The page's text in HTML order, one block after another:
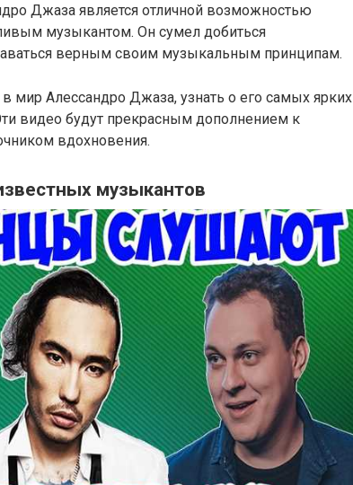
Джаза является отличной возможностью
музыкантом. Он сумел добиться
верным своим музыкальным принципам.
мир Алессандро Джаза, узнать о его самых ярких
видео будут прекрасным дополнением к
вдохновения.
музыкантов